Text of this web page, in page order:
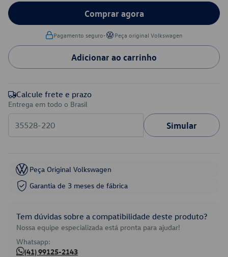
Comprar agora
Pagamento seguro• Peça original Volkswagen
Adicionar ao carrinho
Calcule frete e prazo
Entrega em todo o Brasil
Simular
Peça Original Volkswagen
Garantia de 3 meses de fábrica
Tem dúvidas sobre a compatibilidade deste produto?
Nossa equipe especializada está pronta para ajudar!
Whatsapp:
(41) 99125-2143